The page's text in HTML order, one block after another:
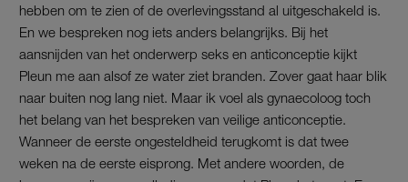
hebben om te zien of de overlevingsstand al uitgeschakeld is.
En we bespreken nog iets anders belangrijks. Bij het
aansnijden van het onderwerp seks en anticonceptie kijkt
Pleun me aan alsof ze water ziet branden. Zover gaat haar blik
naar buiten nog lang niet. Maar ik voel als gynaecoloog toch
het belang van het bespreken van veilige anticonceptie.
Wanneer de eerste ongesteldheid terugkomt is dat twee
weken na de eerste eisprong. Met andere woorden, de